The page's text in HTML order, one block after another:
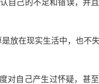
自己的不足和错误，并
放在现实生活中，也不
对自己产生过怀疑，甚